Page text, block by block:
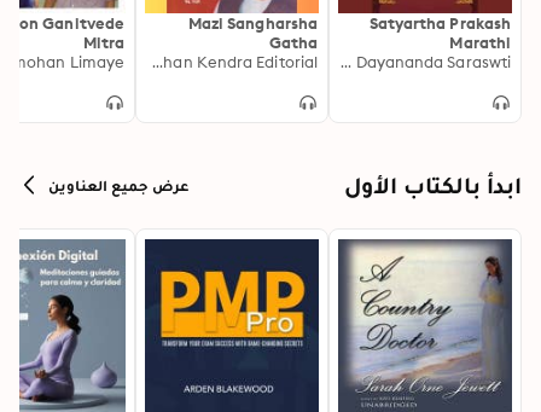
Satyartha Prakash
Marathi
Maharshi Dayananda Saraswti
Mazi Sangharsha
Gatha
Pandit Narendra Vaidik Sanshodhan Kendra Editorial
Don Ganitvede
Mitra
Limaye
ابدأ بالكتاب الأول عرض جميع العناوين